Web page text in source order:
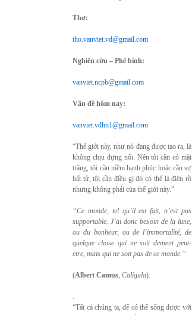
Thơ:
tho.vanviet.vd@gmail.com
Nghiên cứu – Phê bình:
vanviet.ncpb@gmail.com
Vấn đề hôm nay:
vanviet.vdhn1@gmail.com
“Thế giới này, như nó đang được tạo ra, là
không chịu đựng nổi. Nên tôi cần có mặt
trăng, tôi cần niềm hạnh phúc hoặc cần sự
bất tử, tôi cần điều gì đó có thể là điên rồ
nhưng không phải của thế giới này.”
“Ce monde, tel qu’il est fait, n’est pas
supportable. J’ai donc besoin de la lune,
ou du bonheur, ou de l’immortalité, de
quelque chose qui ne soit dement peut-
etre, mais qui ne soit pas de ce monde.”
(Albert Camus, Caligula).
.
“Tất cả chúng ta, để có thể sống được với